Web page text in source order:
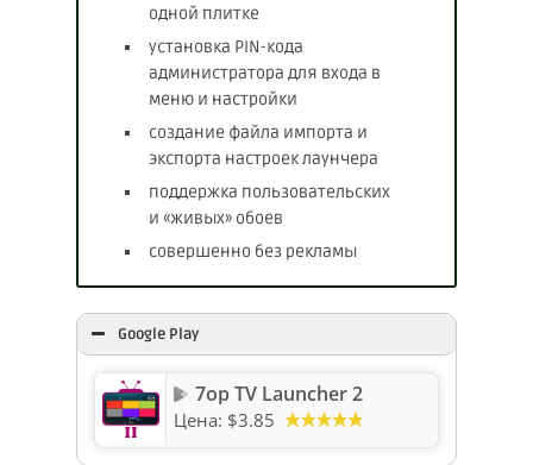
одной плитке
установка PIN-кода
администратора для входа в
меню и настройки
создание файла импорта и
экспорта настроек лаунчера
поддержка пользовательских
и «живых» обоев
совершенно без рекламы
Google Play
7op TV Launcher 2
Цена: $3.85